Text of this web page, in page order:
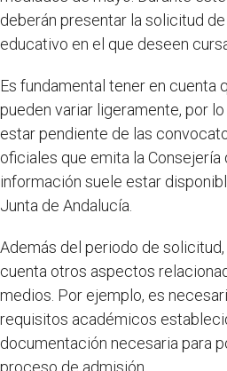
deberán presentar la solicitud
educativo en el que deseen
Es fundamental tener en cuenta
pueden variar ligeramente, por
estar pendiente de las
oficiales que emita la Consejería
información suele estar
Junta de Andalucía.
Además del periodo de
cuenta otros aspectos
medios. Por ejemplo, es
requisitos académicos
documentación necesaria para
proceso de admisión.